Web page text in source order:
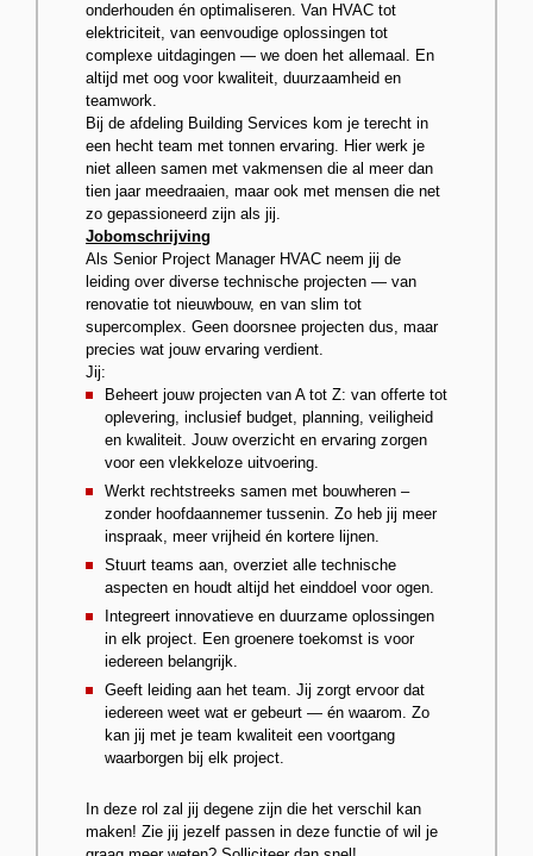
onderhouden én optimaliseren. Van HVAC tot
elektriciteit, van eenvoudige oplossingen tot
complexe uitdagingen — we doen het allemaal. En
altijd met oog voor kwaliteit, duurzaamheid en
teamwork.
Bij de afdeling Building Services kom je terecht in
een hecht team met tonnen ervaring. Hier werk je
niet alleen samen met vakmensen die al meer dan
tien jaar meedraaien, maar ook met mensen die net
zo gepassioneerd zijn als jij.
Jobomschrijving
Als Senior Project Manager HVAC neem jij de
leiding over diverse technische projecten — van
renovatie tot nieuwbouw, en van slim tot
supercomplex. Geen doorsnee projecten dus, maar
precies wat jouw ervaring verdient.
Jij:
Beheert jouw projecten van A tot Z: van offerte tot
oplevering, inclusief budget, planning, veiligheid
en kwaliteit. Jouw overzicht en ervaring zorgen
voor een vlekkeloze uitvoering.
Werkt rechtstreeks samen met bouwheren –
zonder hoofdaannemer tussenin. Zo heb jij meer
inspraak, meer vrijheid én kortere lijnen.
Stuurt teams aan, overziet alle technische
aspecten en houdt altijd het einddoel voor ogen.
Integreert innovatieve en duurzame oplossingen
in elk project. Een groenere toekomst is voor
iedereen belangrijk.
Geeft leiding aan het team. Jij zorgt ervoor dat
iedereen weet wat er gebeurt — én waarom. Zo
kan jij met je team kwaliteit een voortgang
waarborgen bij elk project.
In deze rol zal jij degene zijn die het verschil kan
maken! Zie jij jezelf passen in deze functie of wil je